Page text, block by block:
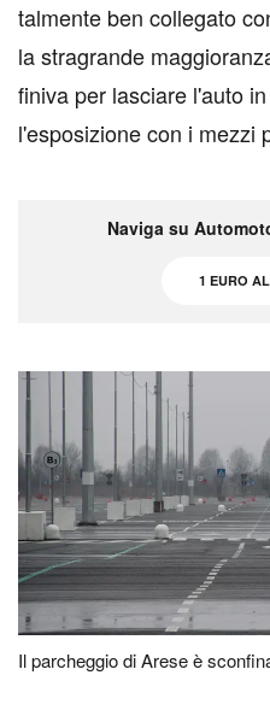
talmente ben collegato
la stragrande
finiva per lasciare l'auto
l'esposizione con i mezzi
Naviga su
1 EURO
Il parcheggio di Arese è